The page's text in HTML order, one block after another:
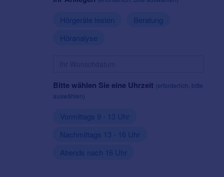
Hörgeräte testen
Beratung
Höranalyse
Bitte wählen Sie eine Uhrzeit (erforderlich, bitte
auswählen)
Vormittags 9 - 13 Uhr
Nachmittags 13 - 16 Uhr
Abends nach 16 Uhr